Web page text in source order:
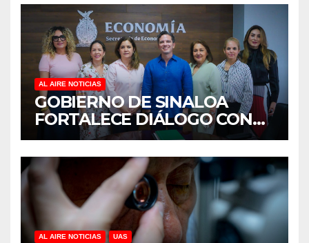
AL AIRE NOTICIAS
GOBIERNO DE SINALOA
FORTALECE DIÁLOGO CON
MUJERES EMPRESARIAS DE
CULIACÁN
AL AIRE NOTICIAS UAS